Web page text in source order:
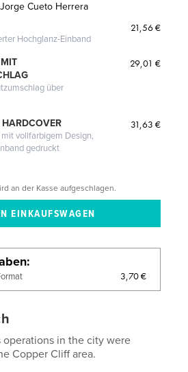
Jorge Cueto Herrera
Hochglanz-Einband
21,56 €
über
29,01 €
HARDCOVER
vollfarbigem Design,
gedruckt
31,63 €
an der Kasse aufgeschlagen.
3,70 €
operations in the city were
Copper Cliff area.